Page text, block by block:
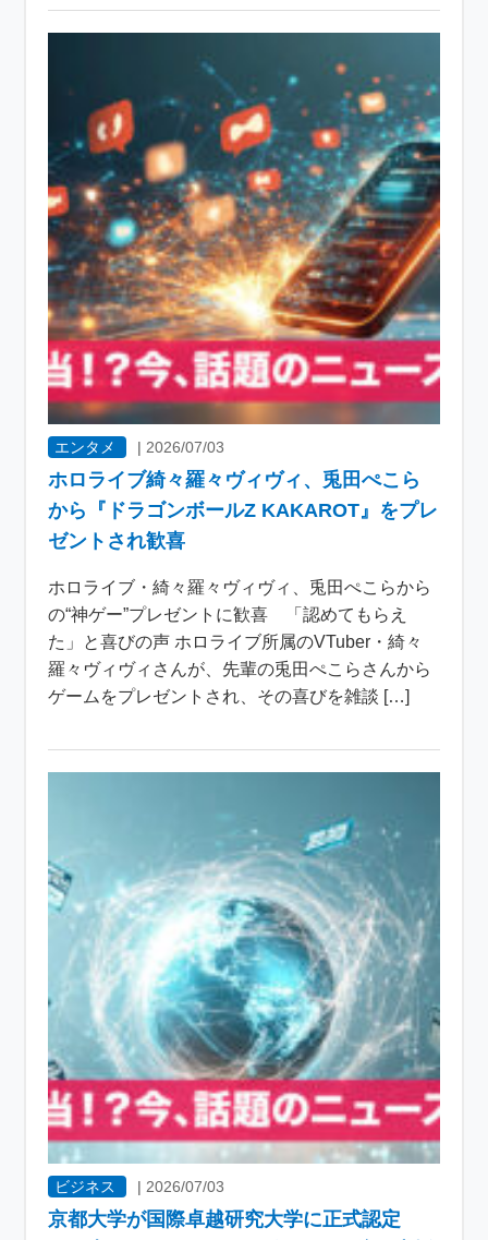
エンタメ | 2026/07/03
ホロライブ綺々羅々ヴィヴィ、兎田ぺこら
から『ドラゴンボールZ KAKAROT』をプレ
ゼントされ歓喜
ホロライブ・綺々羅々ヴィヴィ、兎田ぺこらから
の“神ゲー”プレゼントに歓喜 「認めてもらえ
た」と喜びの声 ホロライブ所属のVTuber・綺々
羅々ヴィヴィさんが、先輩の兎田ぺこらさんから
ゲームをプレゼントされ、その喜びを雑談 […]
ビジネス |2026/07/03
京都大学が国際卓越研究大学に正式認定